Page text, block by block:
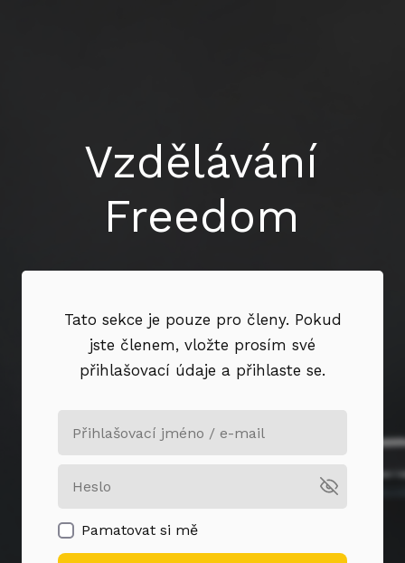
Vzdělávání
Freedom
Tato sekce je pouze pro členy. Pokud
jste členem, vložte prosím své
přihlašovací údaje a přihlaste se.
Pamatovat si mě